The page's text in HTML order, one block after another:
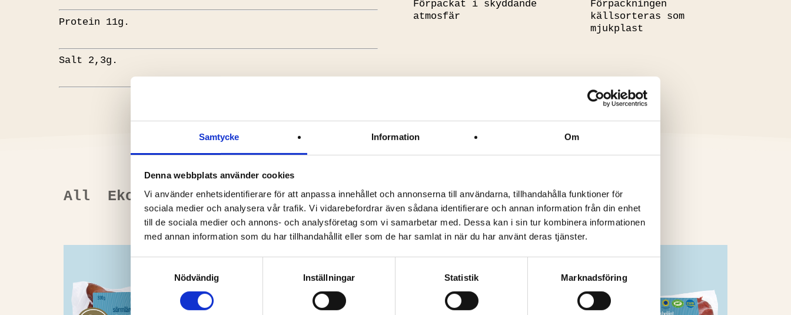
Samtycke Information Om
Denna webbplats använder cookies
Vi använder enhetsidentifierare för att anpassa innehållet och annonserna till användarna, tillhandahålla funktioner för
sociala medier och analysera vår trafik. Vi vidarebefordrar även sådana identifierare och annan information från din enhet
till de sociala medier och annons- och analysföretag som vi samarbetar med. Dessa kan i sin tur kombinera informationen
med annan information som du har tillhandahållit eller som de har samlat in när du har använt deras tjänster.
Nödvändig
Inställningar Statistik Marknadsföring
Protein 11g.
Salt 2,3g.
Förpackat i skyddande
atmosfär
Förpackningen
källsorteras som
mjukplast
All Ekologisk Korv Krav Leverpastej Säsongskorv